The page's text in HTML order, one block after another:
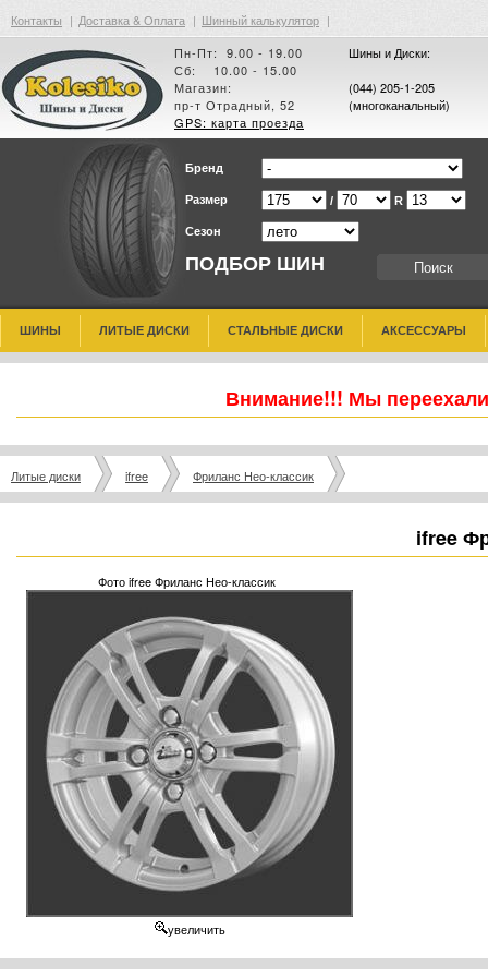
Контакты | Доставка & Оплата | Шинный калькулятор |
Пн-Пт: 9.00 - 19.00
Сб: 10.00 - 15.00
Магазин:
пр-т Отрадный, 52
GPS: карта проезда
Шины и Диски:
(044) 205-1-205
(многоканальный)
ПОДБОР ШИН
Бренд
Размер / R
Сезон
ШИНЫ ЛИТЫЕ ДИСКИ СТАЛЬНЫЕ ДИСКИ АКСЕССУАРЫ
Внимание!!! Мы
Литые диски ifree Фриланс Нео-классик
ifree
Фото ifree Фриланс Нео-классик
увеличить